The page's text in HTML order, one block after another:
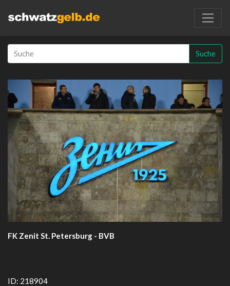
Suche
FK Zenit St. Petersburg - BVB
ID: 218904